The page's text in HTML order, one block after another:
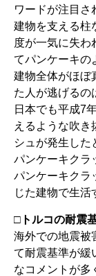
ワードが注目さ
建物を支える柱
度が一気に失わ
てパンケーキの
建物全体がほぼ
た人が逃げるの
日本でも平成7
えるような吹き
シュが発生した
パンケーキクラ
パンケーキクラ
じた建物で生活
□トルコの耐震
海外での地震被
て耐震基準が緩
なコメントが多